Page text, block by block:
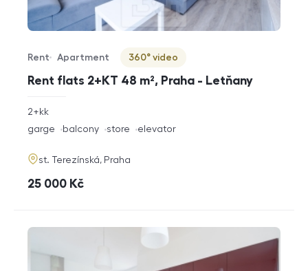
Rent flats 2+KT 48 m², Praha - Letňany
Offer type
Rent
Property type
Apartment
Virtuální prohlídka
360° video
rozměry
2+kk
funkce
garge balcony store elevator
adresa
st. Terezínská, Praha
cena
25 000 Kč